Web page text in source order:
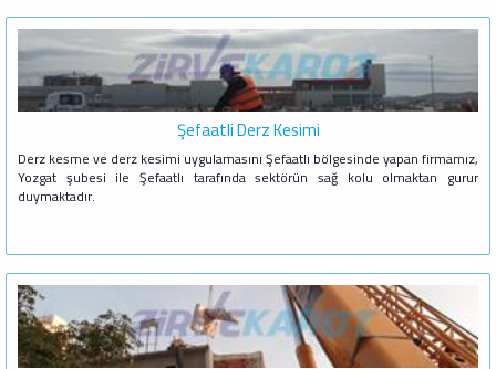
Şefaatli Derz Kesimi
Derz kesme ve derz kesimi uygulamasını Şefaatlı bölgesinde yapan firmamız,
Yozgat şubesi ile Şefaatlı tarafında sektörün sağ kolu olmaktan gurur
duymaktadır.